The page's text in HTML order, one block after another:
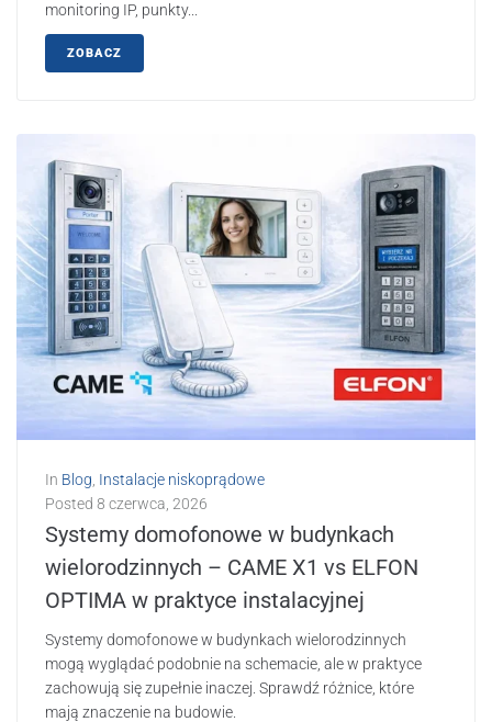
monitoring IP, punkty...
ZOBACZ
In Blog Instalacje niskoprądowe
Posted 8 czerwca, 2026
Systemy domofonowe w budynkach
wielorodzinnych – CAME X1 vs ELFON
OPTIMA w praktyce instalacyjnej
Systemy domofonowe w budynkach wielorodzinnych
mogą wyglądać podobnie na schemacie, ale w praktyce
zachowują się zupełnie inaczej. Sprawdź różnice, które
mają znaczenie na budowie.